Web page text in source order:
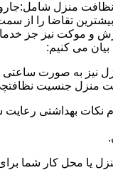
منزل
تقاضا را از
فرش و موکت نیز جز
بیان می کنیم:
نیز به صورت ساعتی
منزل جنسیت
نکات بهداشتی
یا محل کار شما